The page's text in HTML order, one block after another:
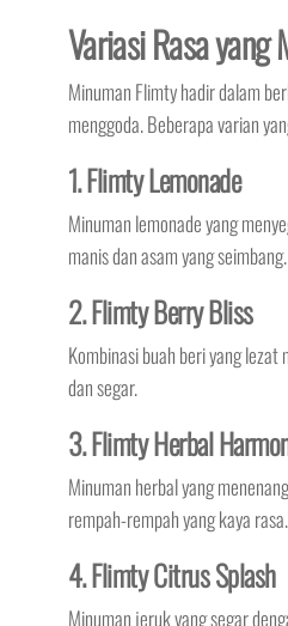
Variasi Rasa yang
Minuman Flimty hadir dalam
menggoda. Beberapa varian
1. Flimty Lemonade
Minuman lemonade yang
manis dan asam yang seimbang.
2. Flimty Berry Bliss
Kombinasi buah beri yang
dan segar.
3. Flimty Herbal
Minuman herbal yang
rempah-rempah yang kaya rasa.
4. Flimty Citrus Splash
Minuman jeruk yang segar